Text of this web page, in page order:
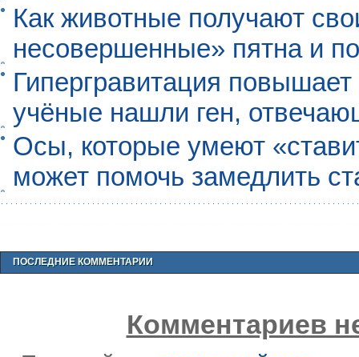
Как животные получают
несовершенные» пятна и
Гипергравитация
учёные нашли ген,
Осы, которые умеют
может помочь замедлить
ПОСЛЕДНИЕ КОММЕНТАРИИ
Комментариев